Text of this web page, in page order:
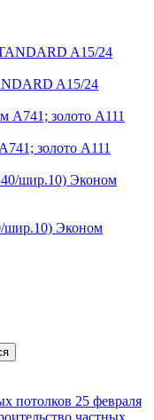
A15/24
золото А111
шир.10) Эконом
потолков 25 февраля
частных